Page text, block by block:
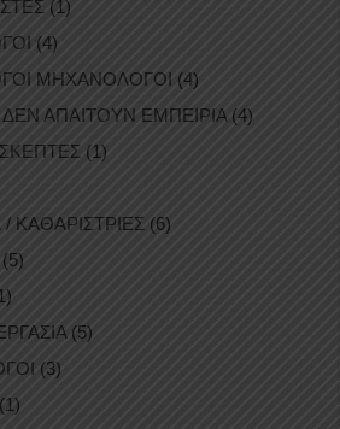
(1)
(4)
ΜΗΧΑΝΟΛΟΓΟΙ (4)
ΑΠΑΙΤΟΥΝ ΕΜΠΕΙΡΙΑ (4)
(1)
ΚΑΘΑΡΙΣΤΡΙΕΣ (6)
(5)
(5)
(3)
(1)